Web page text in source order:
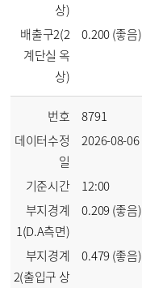
상)
배출구2(2
계단실 옥
상)
0.200 (좋음)
번호
8791
데이터수정
일
2026-08-06
기준시간
12:00
부지경계
1(D.A측면)
0.209 (좋음)
부지경계
2(출입구 상
0.479 (좋음)